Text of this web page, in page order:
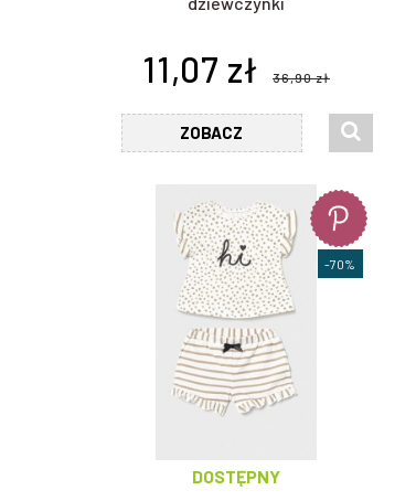
11,07 zł 36,90 zł
ZOBACZ
DOSTĘPNY
-70%